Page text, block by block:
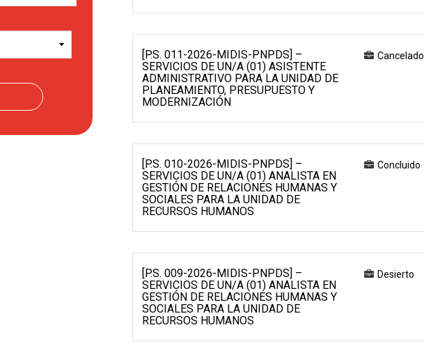
[P.S. 011-2026-MIDIS-PNPDS] –
SERVICIOS DE UN/A (01) ASISTENTE
ADMINISTRATIVO PARA LA UNIDAD DE
PLANEAMIENTO, PRESUPUESTO Y
MODERNIZACIÓN
Cancelado
[P.S. 010-2026-MIDIS-PNPDS] –
SERVICIOS DE UN/A (01) ANALISTA EN
GESTIÓN DE RELACIONES HUMANAS Y
SOCIALES PARA LA UNIDAD DE
RECURSOS HUMANOS
Concluido
[P.S. 009-2026-MIDIS-PNPDS] –
SERVICIOS DE UN/A (01) ANALISTA EN
GESTIÓN DE RELACIONES HUMANAS Y
SOCIALES PARA LA UNIDAD DE
RECURSOS HUMANOS
Desierto